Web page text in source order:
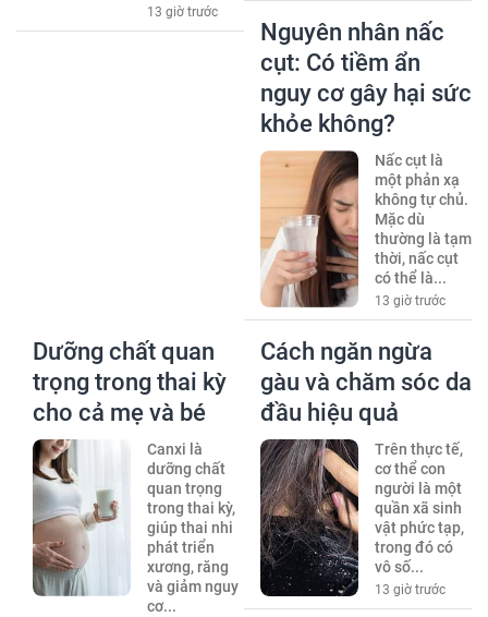
13 giờ trước
Nguyên nhân nấc
cụt: Có tiềm ẩn
nguy cơ gây hại sức
khỏe không?
Nấc cụt là
một phản xạ
không tự chủ.
Mặc dù
thường là tạm
thời, nấc cụt
có thể là...
13 giờ trước
Dưỡng chất quan
trọng trong thai kỳ
cho cả mẹ và bé
Canxi là
dưỡng chất
quan trọng
trong thai kỳ,
giúp thai nhi
phát triển
xương, răng
và giảm nguy
cơ...
Cách ngăn ngừa
gàu và chăm sóc da
đầu hiệu quả
Trên thực tế,
cơ thể con
người là một
quần xã sinh
vật phức tạp,
trong đó có
vô số...
13 giờ trước